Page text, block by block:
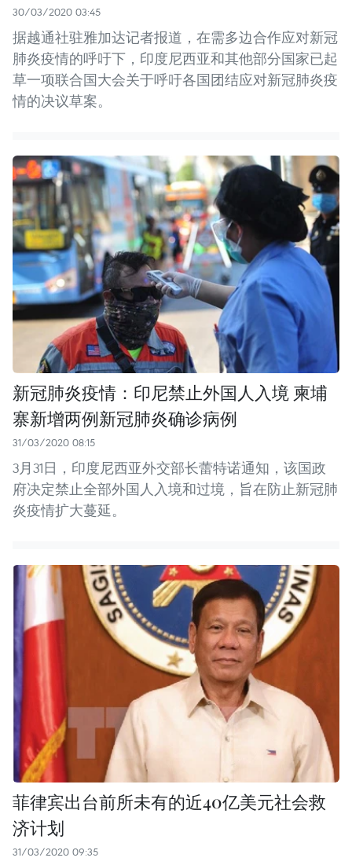
30/03/2020 03:45
据越通社驻雅加达记者报道，在需多边合作应对新冠
肺炎疫情的呼吁下，印度尼西亚和其他部分国家已起
草一项联合国大会关于呼吁各国团结应对新冠肺炎疫
情的决议草案。
新冠肺炎疫情：印尼禁止外国人入境 柬埔
寨新增两例新冠肺炎确诊病例
31/03/2020 08:15
3月31日，印度尼西亚外交部长蕾特诺通知，该国政
府决定禁止全部外国人入境和过境，旨在防止新冠肺
炎疫情扩大蔓延。
菲律宾出台前所未有的近40亿美元社会救
济计划
31/03/2020 09:35